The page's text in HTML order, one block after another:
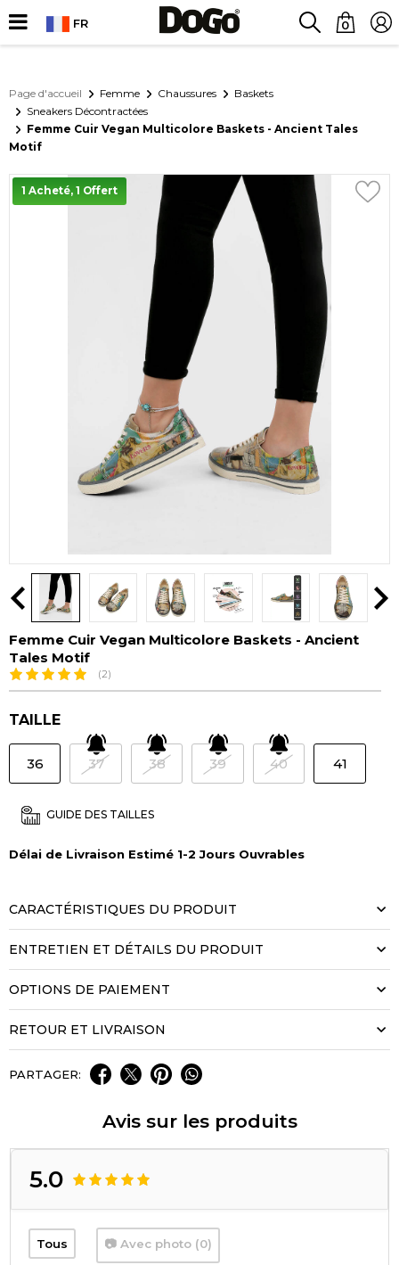
FR 0
Page d'accueil Femme Chaussures
Baskets
Sneakers Décontractées
Femme Cuir Vegan Multicolore Baskets - Ancient Tales
Motif
1 Acheté, 1 Offert
Femme Cuir Vegan Multicolore Baskets - Ancient
Tales Motif
(2)
TAILLE
36 37 38 39 40 41
GUIDE DES TAILLES
Délai de Livraison Estimé 1-2 Jours Ouvrables
CARACTÉRISTIQUES DU PRODUIT
ENTRETIEN ET DÉTAILS DU PRODUIT
OPTIONS DE PAIEMENT
RETOUR ET LIVRAISON
PARTAGER:
Avis sur les produits
5.0
Tous 📷 Avec photo (0)